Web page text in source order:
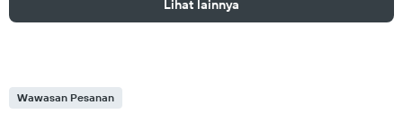
Lihat lainnya
Wawasan Pesanan